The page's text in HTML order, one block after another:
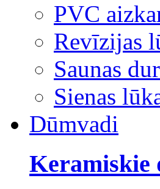
PVC
Revīzijas
Saunas
Sienas
Dūmvadi
Keramiskie